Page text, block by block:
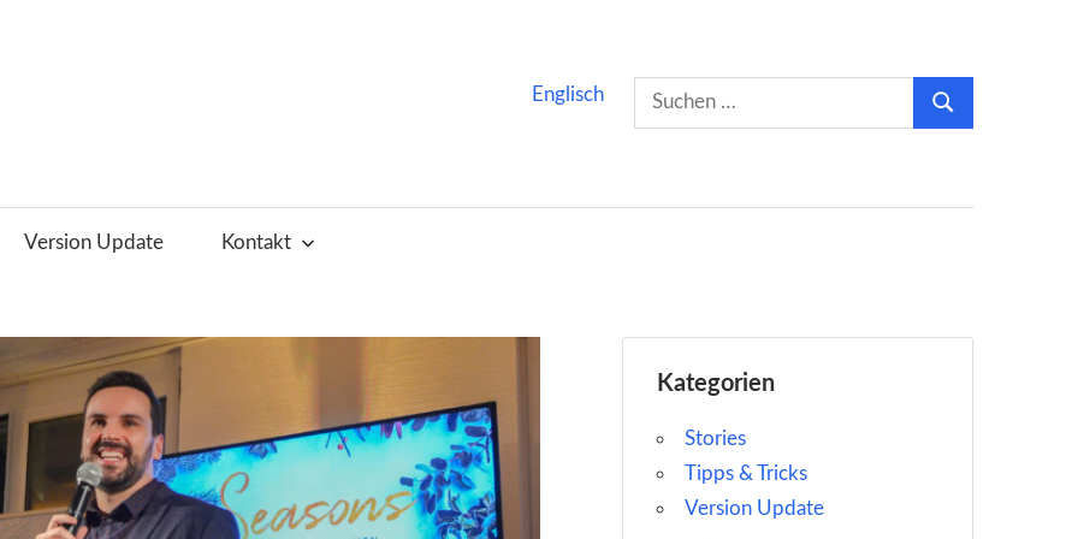
(Deutsch)
Suchen
nach:
Suchen
Englisch
Version Update Kontakt
Kategorien
Stories
Tipps & Tricks
Version Update